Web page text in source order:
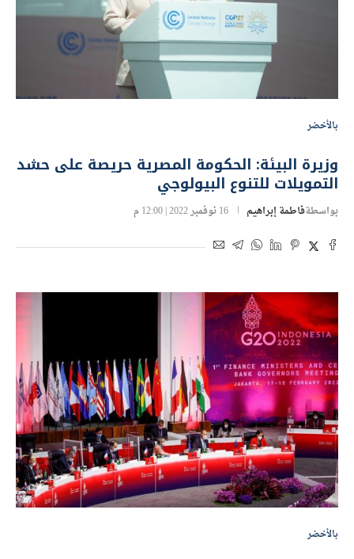
بالأخضر
وزيرة البيئة: الحكومة المصرية حريصة على حشد
التمويلات للتنوع البيولوجي
بواسطةفاطمة إبراهيم 16 نوفمبر 2022 | 12:00 م
بالأخضر